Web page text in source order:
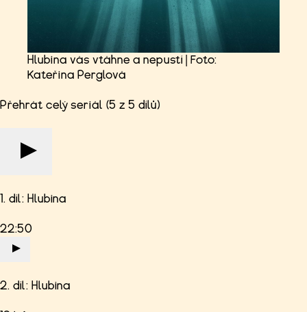
Hlubina vás vtáhne a nepustí | Foto:
Kateřina Perglová
Přehrát celý seriál (5 z 5 dílů)
1. díl: Hlubina
22:50
2. díl: Hlubina